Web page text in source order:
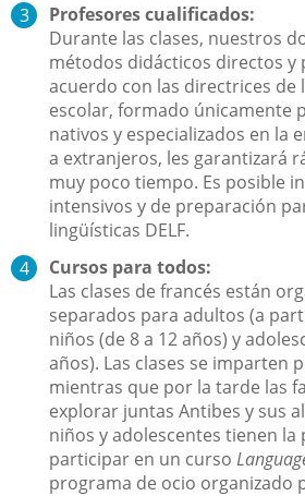
Profesores cualificados:
Durante las clases, nuestros
métodos didácticos directos y
acuerdo con las directrices de
escolar, formado únicamente
nativos y especializados en la
a extranjeros, les garantizará
muy poco tiempo. Es posible
intensivos y de preparación
lingüísticas DELF.
Cursos para todos:
Las clases de francés están
separados para adultos (a
niños (de 8 a 12 años) y
años). Las clases se imparten
mientras que por la tarde las
explorar juntas Antibes y sus
niños y adolescentes tienen la
participar en un curso
programa de ocio organizado